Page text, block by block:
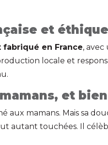
et éthique
en France, avec
locale et
et
aux mamans. Mais sa
autant touchées. Il